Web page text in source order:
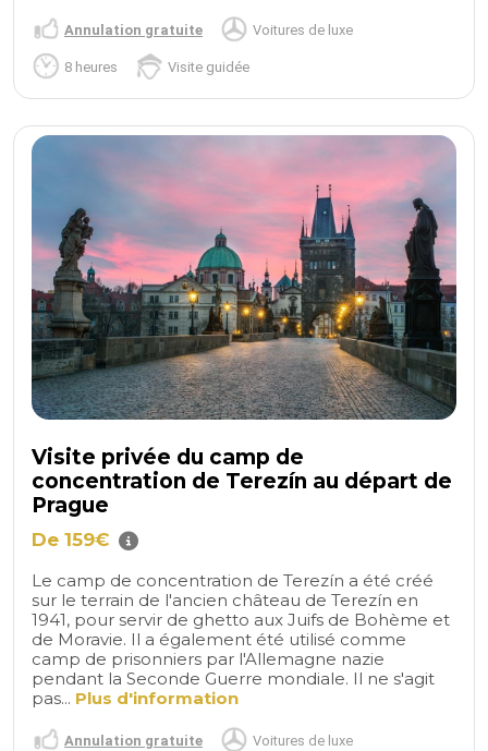
Annulation gratuite Voitures de luxe
8 heures Visite guidée
Visite privée du camp de
concentration de Terezín au départ de
Prague
De 159€
Le camp de concentration de Terezín a été créé
sur le terrain de l'ancien château de Terezín en
1941, pour servir de ghetto aux Juifs de Bohème et
de Moravie. Il a également été utilisé comme
camp de prisonniers par l'Allemagne nazie
pendant la Seconde Guerre mondiale. Il ne s'agit
pas... Plus d'information
Annulation gratuite Voitures de luxe